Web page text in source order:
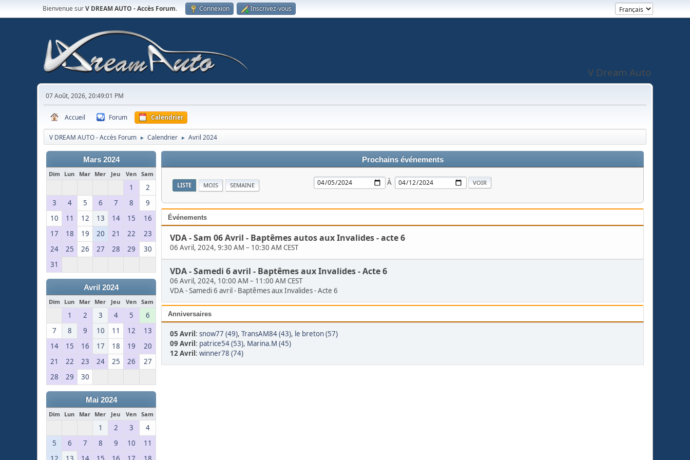
Bienvenue surV DREAM AUTO - Accès Forum. Connexion Inscrivez-vous
V Dream Auto
07 Août, 2026, 20:49:01 PM
Accueil Forum Calendrier
V DREAM AUTO - Accès Forum ► Calendrier ► Avril 2024
Mars 2024
Dim Lun Mar Mer Jeu Ven Sam
1
2
3
4 5 6 7 8
9
10
11 12 13 14 15
16
17
18 19 20 21 22
23
24
25 26 27 28 29
30
31
Avril 2024
Dim Lun Mar Mer Jeu Ven Sam
1 2 3 4 5
6
7
8 9 10 11 12
13
14
15 16 17 18 19
20
21
22 23 24 25 26
27
28
29 30
Mai 2024
Dim Lun Mar Mer Jeu Ven Sam
1 2 3
4
5
6 7 8 9 10
11
Prochains événements
LISTE MOIS SEMAINE À
Événements
VDA - Sam 06 Avril - Baptêmes autos aux Invalides - acte 6
06 Avril, 2024, 9:30 AM – 10:30 AM CEST
VDA - Samedi 6 avril - Baptêmes aux Invalides - Acte 6
06 Avril, 2024, 10:00 AM – 11:00 AM CEST
VDA - Samedi 6 avril - Baptêmes aux Invalides - Acte 6
Anniversaires
05 Avril: snow77 (49), TransAM84 (43), le breton (57)
09 Avril: patrice54 (53), Marina.M (45)
12 Avril: winner78 (74)